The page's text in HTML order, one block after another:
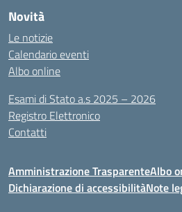
Novità
Le notizie
Calendario eventi
Albo online
Esami di Stato a.s 2025 – 2026
Registro Elettronico
Contatti
Amministrazione TrasparenteAlbo
Dichiarazione di accessibilitàNote